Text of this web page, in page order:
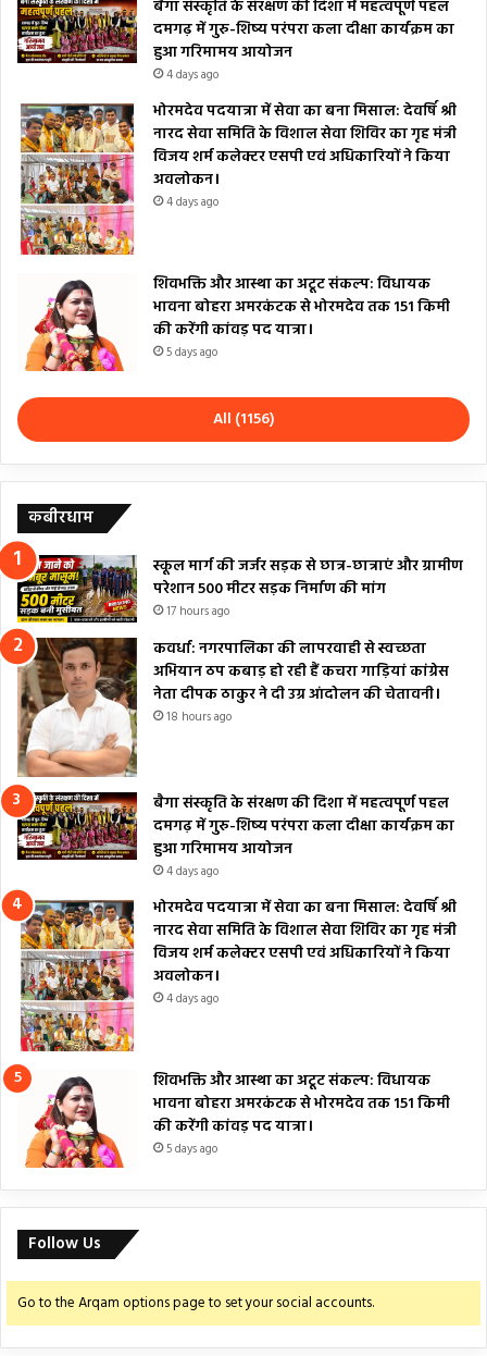
बैगा संस्कृति के संरक्षण की दिशा में महत्वपूर्ण पहल
दमगढ़ में गुरु-शिष्य परंपरा कला दीक्षा कार्यक्रम का
हुआ गरिमामय आयोजन
4 days ago
भोरमदेव पदयात्रा में सेवा का बना मिसाल: देवर्षि श्री
नारद सेवा समिति के विशाल सेवा शिविर का गृह मंत्री
विजय शर्म कलेक्टर एसपी एवं अधिकारियों ने किया
अवलोकन।
4 days ago
शिवभक्ति और आस्था का अटूट संकल्प: विधायक
भावना बोहरा अमरकंटक से भोरमदेव तक 151 किमी
की करेंगी कांवड़ पद यात्रा।
5 days ago
All (1156)
कबीरधाम
स्कूल मार्ग की जर्जर सड़क से छात्र-छात्राएं और ग्रामीण
परेशान 500 मीटर सड़क निर्माण की मांग
17 hours ago
कवर्धा: नगरपालिका की लापरवाही से स्वच्छता
अभियान ठप कबाड़ हो रही हैं कचरा गाड़ियां कांग्रेस
नेता दीपक ठाकुर ने दी उग्र आंदोलन की चेतावनी।
18 hours ago
बैगा संस्कृति के संरक्षण की दिशा में महत्वपूर्ण पहल
दमगढ़ में गुरु-शिष्य परंपरा कला दीक्षा कार्यक्रम का
हुआ गरिमामय आयोजन
4 days ago
भोरमदेव पदयात्रा में सेवा का बना मिसाल: देवर्षि श्री
नारद सेवा समिति के विशाल सेवा शिविर का गृह मंत्री
विजय शर्म कलेक्टर एसपी एवं अधिकारियों ने किया
अवलोकन।
4 days ago
शिवभक्ति और आस्था का अटूट संकल्प: विधायक
भावना बोहरा अमरकंटक से भोरमदेव तक 151 किमी
की करेंगी कांवड़ पद यात्रा।
5 days ago
Follow Us
Go to the Arqam options page to set your social accounts.